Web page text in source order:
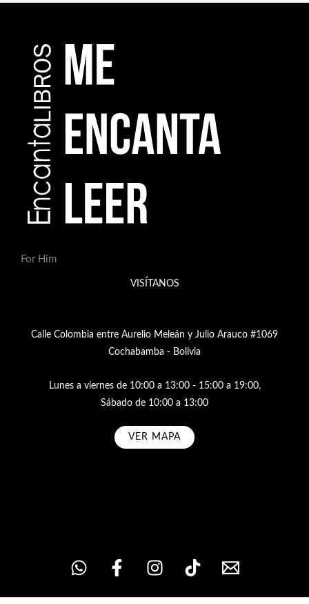
For Him
VISÍTANOS
Calle Colombia entre Aurelio Meleán y Julio Arauco #1069
Cochabamba - Bolivia
Lunes a viernes de 10:00 a 13:00 - 15:00 a 19:00,
Sábado de 10:00 a 13:00
VER MAPA